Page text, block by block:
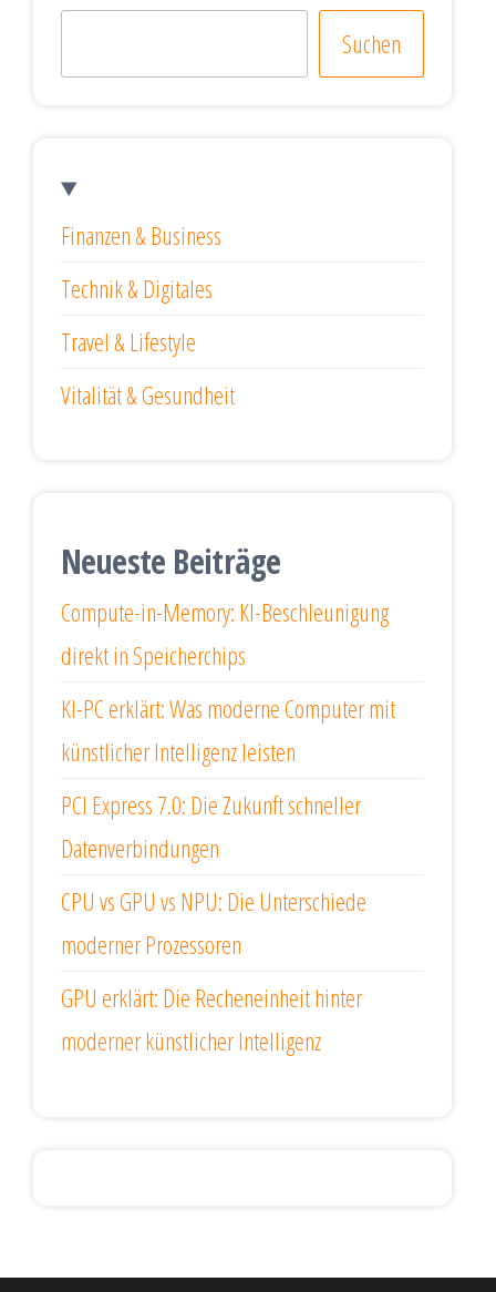
Suchen
Finanzen & Business
Technik & Digitales
Travel & Lifestyle
Vitalität & Gesundheit
Neueste Beiträge
Compute-in-Memory: KI-Beschleunigung
direkt in Speicherchips
KI-PC erklärt: Was moderne Computer mit
künstlicher Intelligenz leisten
PCI Express 7.0: Die Zukunft schneller
Datenverbindungen
CPU vs GPU vs NPU: Die Unterschiede
moderner Prozessoren
GPU erklärt: Die Recheneinheit hinter
moderner künstlicher Intelligenz